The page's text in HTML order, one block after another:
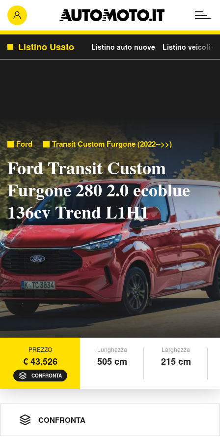
Listino Usato Listino auto nuove Listino veicoli
Ford Transit Custom Furgone (2022-->>)
Ford Transit Custom
Furgone 280 2.0 ecoblue
136cv Trend L1H1
PREZZO
€ 43.526
CONFRONTA
Lunghezza
505 cm
Larghezza
215 cm
CONFRONTA